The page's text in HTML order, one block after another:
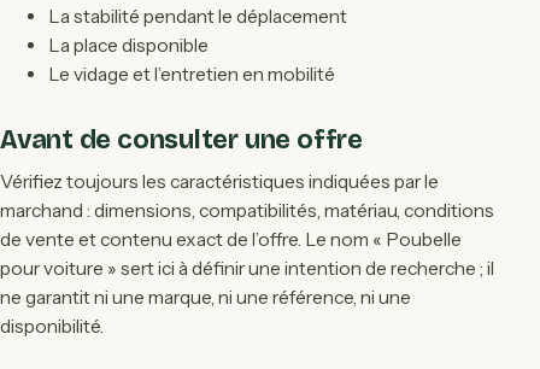
La stabilité pendant le déplacement
La place disponible
Le vidage et l’entretien en mobilité
Avant de consulter une offre
Vérifiez toujours les caractéristiques indiquées par le
marchand : dimensions, compatibilités, matériau, conditions
de vente et contenu exact de l’offre. Le nom « Poubelle
pour voiture » sert ici à définir une intention de recherche ; il
ne garantit ni une marque, ni une référence, ni une
disponibilité.